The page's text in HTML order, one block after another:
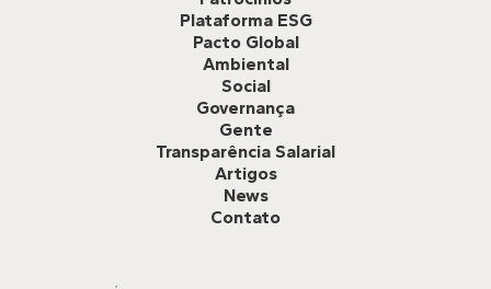
Plataforma ESG
Pacto Global
Ambiental
Social
Governança
Gente
Transparência Salarial
Artigos
News
Contato